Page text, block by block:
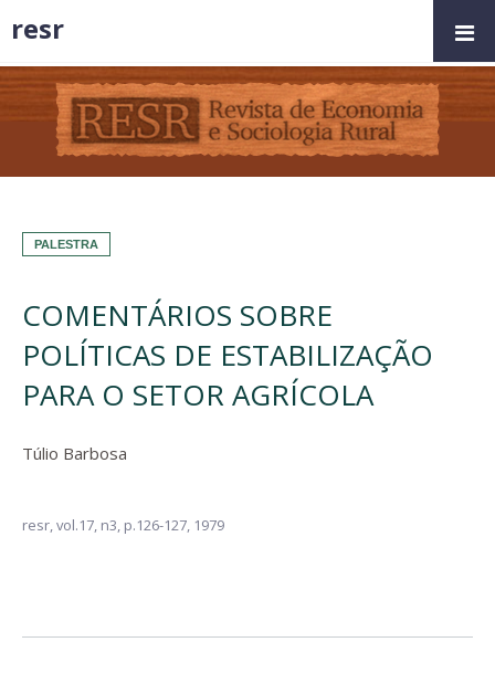
PALESTRA
COMENTÁRIOS SOBRE
POLÍTICAS DE ESTABILIZAÇÃO
PARA O SETOR AGRÍCOLA
Túlio Barbosa
resr,vol.17, n3, p.126-127, 1979
resr